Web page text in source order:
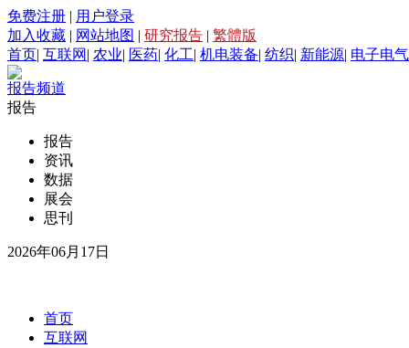
免费注册 | 用户登录
加入收藏 | 网站地图 | 研究报告 | 繁體版
首页| 互联网 | 农业| 医药| 化工| 机电装备| 纺织| 新能源| 电子电气
报告频道
报告
报告
资讯
数据
展会
思刊
2026年06月17日
首页
互联网